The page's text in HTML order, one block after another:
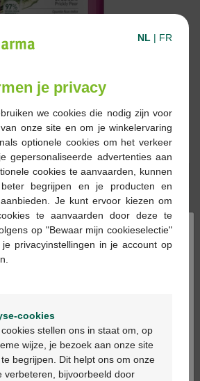
Reserveren
vóór 12u besteld, volgende
Multipharma apotheek
vanaf €55
chat of contactformulier
×
Bienvenue
in het nederlands
NL | FR
je privacy
we cookies die nodig zijn voor
onze site en om je winkelervaring
optionele cookies om het verkeer
gepersonaliseerde advertenties aan
cookies te aanvaarden, kunnen
begrijpen en je producten en
Je kunt ervoor kiezen om
te aanvaarden door deze te
op "Bewaar mijn cookieselectie"
privacyinstellingen in je account op
cookies
stellen ons in staat om, op
wijze, je bezoek aan onze site
begrijpen. Dit helpt ons om onze
verbeteren, bijvoorbeeld door